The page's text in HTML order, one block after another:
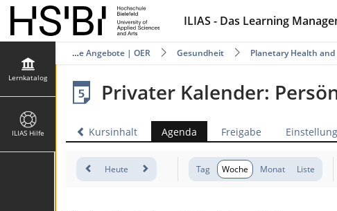
ILIAS - Das Learning
Lernkatalog
ILIAS Hilfe
Offene Angebote | OER Gesundheit Planetary Health
Privater Kalender:
Kursinhalt Agenda Freigabe
Heute Tag Woche Monat Liste